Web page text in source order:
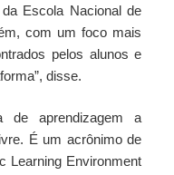
Escola Nacional de
com um foco mais
pelos alunos e
disse.
de aprendizagem a
É um acrônimo de
Learning Environment